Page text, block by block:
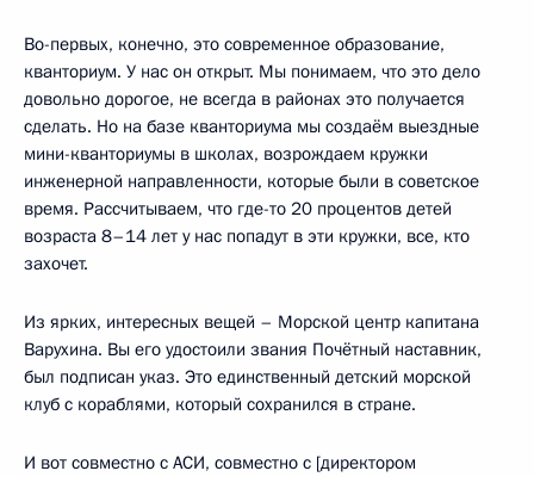
Во-первых, конечно, это современное образование,
кванториум. У нас он открыт. Мы понимаем, что это дело
довольно дорогое, не всегда в районах это получается
сделать. Но на базе кванториума мы создаём выездные
мини-кванториумы в школах, возрождаем кружки
инженерной направленности, которые были в советское
время. Рассчитываем, что где-то 20 процентов детей
возраста 8–14 лет у нас попадут в эти кружки, все, кто
захочет.
Из ярких, интересных вещей – Морской центр капитана
Варухина. Вы его удостоили звания Почётный наставник,
был подписан указ. Это единственный детский морской
клуб с кораблями, который сохранился в стране.
И вот совместно с АСИ, совместно с [директором